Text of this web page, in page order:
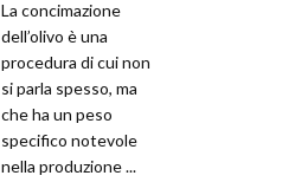
La concimazione
dell’olivo è una
procedura di cui non
si parla spesso, ma
che ha un peso
specifico notevole
nella produzione ...